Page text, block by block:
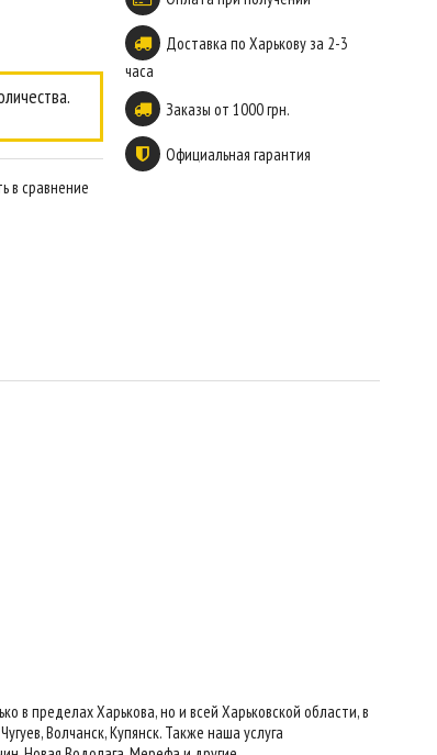
в сравнение
Доставка по Харькову за 2-3
часа
Заказы от 1000 грн.
Официальная гарантия
в пределах Харькова, но и всей Харьковской области, в
Волчанск, Купянск. Также наша услуга